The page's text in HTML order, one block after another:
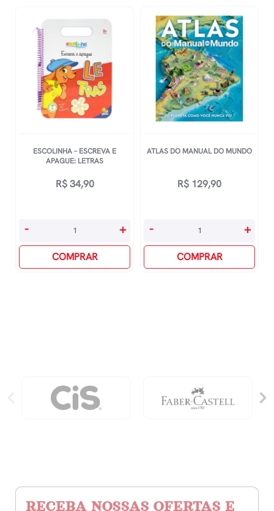
ESCOLINHA – ESCREVA E
APAGUE: LETRAS
R$34,90
Escolinha
Escreva
E
- +
COMPRAR
ATLAS DO MANUAL DO MUNDO
R$ 129,90
Atlas
Do
- +
COMPRAR
RECEBA NOSSAS OFERTAS E